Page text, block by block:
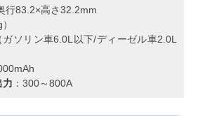
行83.2×高さ32.2mm
ガソリン車6.0L以下/ディーゼル車2.0L
力 ：300～800A